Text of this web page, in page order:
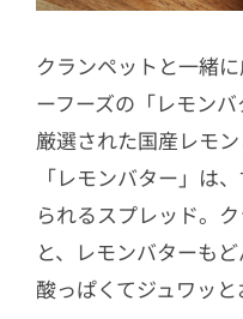
クランペットと一緒
ーフーズの「レモンバ
厳選された国産レモ
「レモンバター」は
られるスプレッド。
と、レモンバターも
酸っぱくてジュワッと